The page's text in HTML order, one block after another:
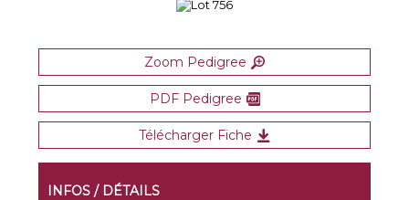
Zoom Pedigree
PDF Pedigree
Télécharger Fiche
INFOS / DÉTAILS